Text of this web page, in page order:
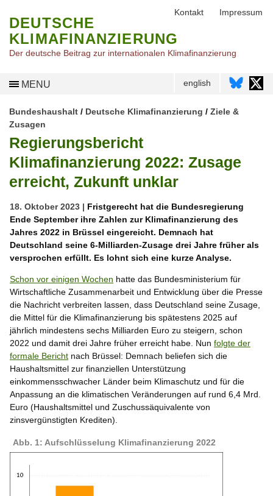
DEUTSCHE
KLIMAFINANZIERUNG
Der deutsche Beitrag zur internationalen Klimafinanzierung
MENU english
Bundeshaushalt / Deutsche Klimafinanzierung / Ziele &
Zusagen
Regierungsbericht
Klimafinanzierung 2022: Zusage
erreicht, Zukunft unklar
18. Oktober 2023 | Fristgerecht hat die Bundesregierung
Ende September ihre Zahlen zur Klimafinanzierung des
Jahres 2022 in Brüssel eingereicht. Demnach hat
Deutschland seine 6-Milliarden-Zusage drei Jahre früher als
versprochen erfüllt. Es lohnt sich eine kurze Analyse.
Schon vor einigen Wochen hatte das Bundesministerium für
Wirtschaftliche Zusammenarbeit und Entwicklung über die Presse
die Nachricht verbreiten lassen, dass Deutschland seine Zusage,
die Mittel für die Klimafinanzierung bis spätestens 2025 auf
jährlich mindestens sechs Milliarden Euro zu steigern, schon
2022 und damit drei Jahre früher erreicht habe. Nun folgte der
formale Bericht nach Brüssel: Demnach beliefen sich die
Haushaltsmittel zur finanziellen Unterstützung
einkommensschwacher Länder beim Klimaschutz und für die
Anpassung an die klimatischen Veränderungen auf rund 6,4 Mrd.
Euro (Haushaltsmittel und Zuschussäquivalente von
zinsvergünstigten Krediten).
Abb. 1: Aufschlüsselung Klimafinanzierung 2022
Kontakt Impressum